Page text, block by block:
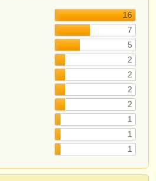
16
7
5
2
2
2
2
1
1
1